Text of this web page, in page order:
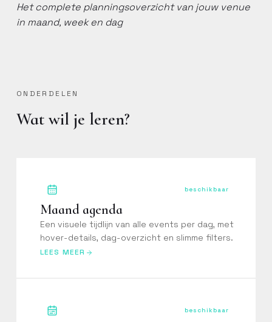
Het complete planningsoverzicht van jouw venue
in maand, week en dag
ONDERDELEN
Wat wil je leren?
beschikbaar
Maand agenda
Een visuele tijdlijn van alle events per dag, met
hover-details, dag-overzicht en slimme filters.
LEES MEER
beschikbaar